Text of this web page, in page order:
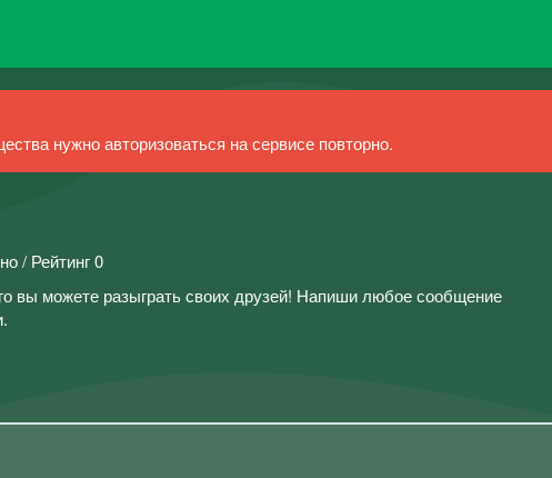
нужно авторизоваться на сервисе повторно.
/ Рейтинг 0
вы можете разыграть своих друзей! Напиши любое сообщение